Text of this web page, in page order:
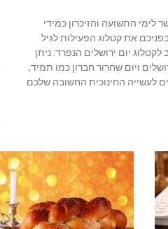
התשועה והזיכרון כמידי
את קטלוג הפעילות לגיל
לקטלוג יום ירושלים הנפרד. ניתן
ויום שחרור חברון כמו תמיד,
לעשייה החינוכית החשובה שלכם